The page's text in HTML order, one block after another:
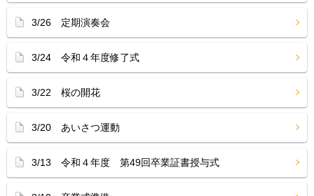
3/26 定期演奏会
3/24 令和４年度修了式
3/22 桜の開花
3/20 あいさつ運動
3/13 令和４年度 第49回卒業証書授与式